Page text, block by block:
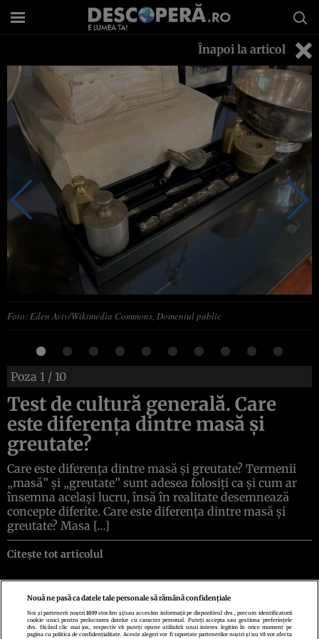
Înapoi la articol
Foto: Eden Aviv/Wikimedia Commons, Domeniul public
Poza 1 / 10
Test de cultură generală. Care
este diferența dintre masă și
greutate?
Care este diferența dintre masă și greutate? Termenii
„masă” și „greutate” sunt adesea folosiți ca și cum ar
însemna același lucru, însă în realitate desemnează
concepte diferite. Care este diferența dintre masă și
greutate? Masa […]
Citește tot articolul
Politica de confidenţialitatePolitica de cookiesTermeni şi condiţii
Echipa redacționalăContactSetări Cookies
Nouă ne pasă ca datele tale personale să rămână confidențiale
Noi și partenerii noștri1019 stocăm și/sau accesăm informații pe dispozitivul dvs., precum identificatorii
cookie unici pentru prelucrarea datelor cu caracter personal. Puteți accepta sau gestiona preferințele
dvs. făcând clic mai jos, respectiv vă puteți opune utilizării unui interes legitim în orice moment pe
pagina cu politica de confidențialitate. Aceste alegeri vor fi raportate partenerilor noștri și nu vă vor afecta